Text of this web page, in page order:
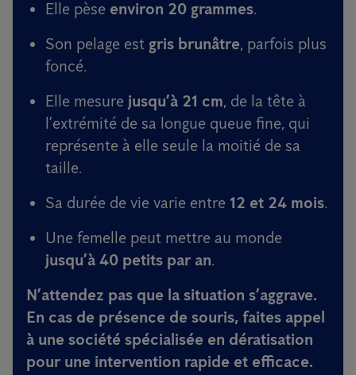
Elle pèse environ 20 grammes.
Son pelage est gris brunâtre, parfois plus
foncé.
Elle mesure jusqu’à 21 cm, de la tête à
l’extrémité de sa longue queue fine, qui
représente à elle seule la moitié de sa
taille.
Sa durée de vie varie entre 12 et 24 mois.
Une femelle peut mettre au monde
jusqu’à 40 petits par an.
N’attendez pas que la situation s’aggrave.
En cas de présence de souris, faites appel
à une société spécialisée en dératisation
pour une intervention rapide et efficace.